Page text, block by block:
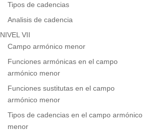
Tipos de cadencias
Analisis de cadencia
NIVEL VII
Campo armónico menor
Funciones armónicas en el campo
armónico menor
Funciones sustitutas en el campo
armónico menor
Tipos de cadencias en el campo armónico
menor